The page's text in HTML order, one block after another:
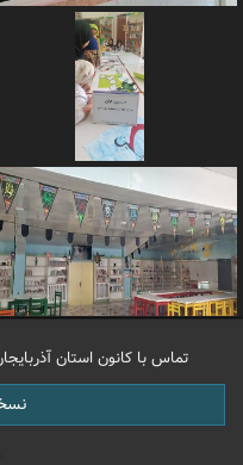
تماس با کانون استان